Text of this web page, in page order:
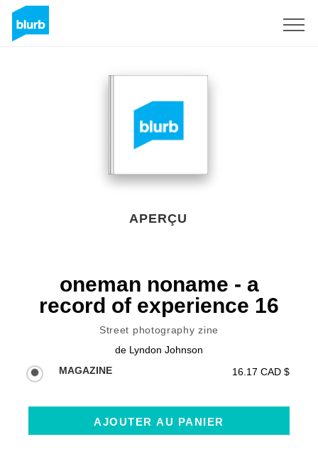
APERÇU
oneman noname - a
record of experience 16
Street photography zine
de Lyndon Johnson
MAGAZINE
16.17 CAD $